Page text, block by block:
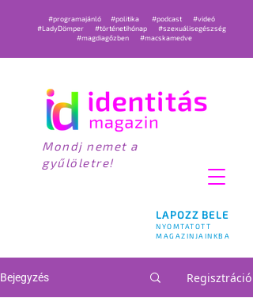
LAPOZZ BELE
NYOMTATOTT
MAGAZINJAINKBA
#programajánló #politika #podcast
#videó
#LadyDömper
#történetihónap
#szexuálisegészség
#magdiagőzben
#macskamedve
Mondj nemet a
gyűlöletre!
Bejegyzés Regisztráció